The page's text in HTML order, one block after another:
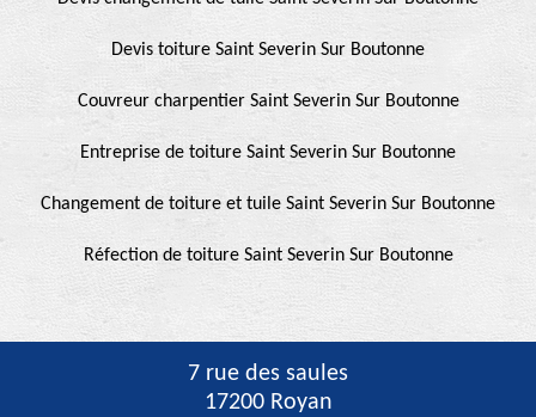
Devis toiture Saint Severin Sur Boutonne
Couvreur charpentier Saint Severin Sur Boutonne
Entreprise de toiture Saint Severin Sur Boutonne
Changement de toiture et tuile Saint Severin Sur Boutonne
Réfection de toiture Saint Severin Sur Boutonne
7 rue des saules
17200 Royan